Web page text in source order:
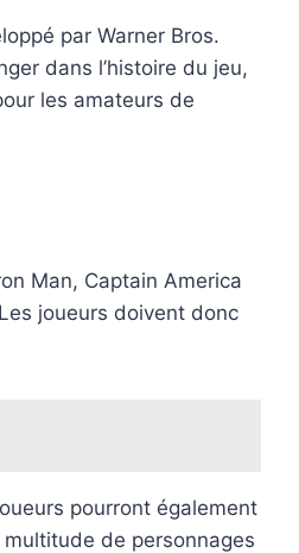
par Warner Bros.
dans l’histoire du jeu,
les amateurs de
Man, Captain America
joueurs doivent donc
pourront également
de personnages